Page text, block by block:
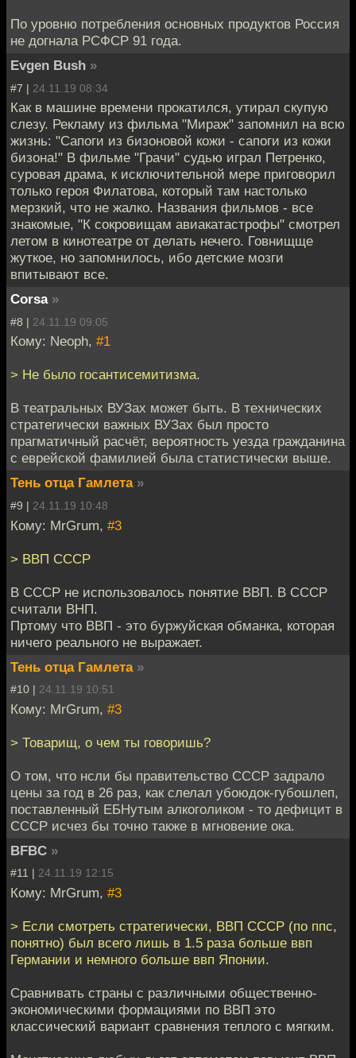
По уровню потребления основных продуктов Россия
не догнала РСФСР 91 года.
Evgen Bush »
#7 | 24.11.19 08:34
Как в машине времени прокатился, утирал скупую
слезу. Рекламу из фильма "Мираж" запомнил на всю
жизнь: "Сапоги из бизоновой кожи - сапоги из кожи
бизона!" В фильме "Грачи" судью играл Петренко,
суровая драма, к исключительной мере приговорил
только героя Филатова, который там настолько
мерзкий, что не жалко. Названия фильмов - все
знакомые, "К сокровищам авиакатастрофы" смотрел
летом в кинотеатре от делать нечего. Говнищще
жуткое, но запомнилось, ибо детские мозги
впитывают все.
Corsa »
#8 | 24.11.19 09:05
Кому: Neoph, #1
> Не было госантисемитизма.
В театральных ВУЗах может быть. В технических
стратегически важных ВУЗах был просто
прагматичный расчёт, вероятность уезда гражданина
с еврейской фамилией была статистически выше.
Тень отца Гамлета »
#9 | 24.11.19 10:48
Кому: MrGrum, #3
> ВВП СССР
В СССР не использовалось понятие ВВП. В СССР
считали ВНП.
Пртому что ВВП - это буржуйская обманка, которая
ничего реального не выражает.
Тень отца Гамлета »
#10 | 24.11.19 10:51
Кому: MrGrum, #3
> Товарищ, о чем ты говоришь?
О том, что нсли бы правительство СССР задрало
цены за год в 26 раз, как слелал убоюдок-губошлеп,
поставленный ЕБНутым алкоголиком - то дефицит в
СССР исчез бы точно также в мгновение ока.
BFBC »
#11 | 24.11.19 12:15
Кому: MrGrum, #3
> Если смотреть стратегически, ВВП СССР (по ппс,
понятно) был всего лишь в 1.5 раза больше ввп
Германии и немного больше ввп Японии.
Сравнивать страны с различными общественно-
экономическими формациями по ВВП это
классический вариант сравнения теплого с мягким.